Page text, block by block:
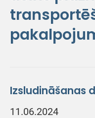
Izsludināšanas
11.06.2024